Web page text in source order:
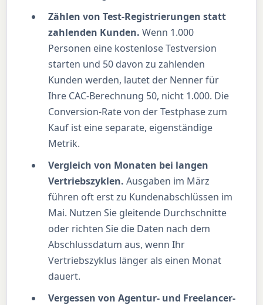
Zählen von Test-Registrierungen statt
zahlenden Kunden. Wenn 1.000
Personen eine kostenlose Testversion
starten und 50 davon zu zahlenden
Kunden werden, lautet der Nenner für
Ihre CAC-Berechnung 50, nicht 1.000. Die
Conversion-Rate von der Testphase zum
Kauf ist eine separate, eigenständige
Metrik.
Vergleich von Monaten bei langen
Vertriebszyklen. Ausgaben im März
führen oft erst zu Kundenabschlüssen im
Mai. Nutzen Sie gleitende Durchschnitte
oder richten Sie die Daten nach dem
Abschlussdatum aus, wenn Ihr
Vertriebszyklus länger als einen Monat
dauert.
Vergessen von Agentur- und Freelancer-